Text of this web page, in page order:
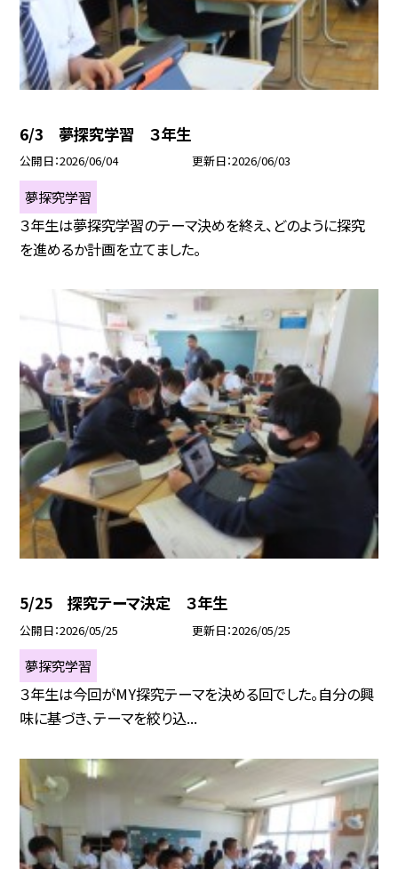
6/3 夢探究学習 ３年生
公開日 2026/06/04 更新日 2026/06/03
夢探究学習
３年生は夢探究学習のテーマ決めを終え、どのように探究
を進めるか計画を立てました。
5/25 探究テーマ決定 ３年生
公開日 2026/05/25 更新日 2026/05/25
夢探究学習
３年生は今回がMY探究テーマを決める回でした。自分の興
味に基づき、テーマを絞り込...